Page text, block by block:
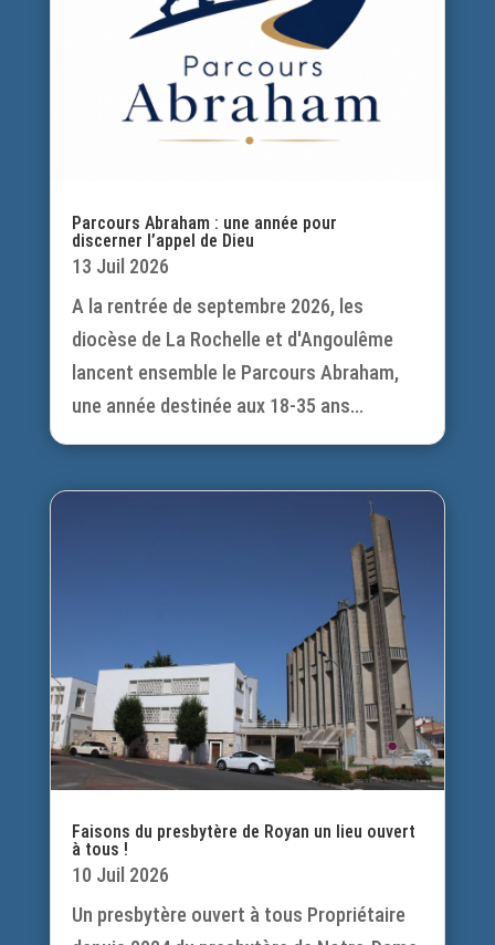
Parcours Abraham : une année pour
discerner l’appel de Dieu
13 Juil 2026
A la rentrée de septembre 2026, les
diocèse de La Rochelle et d'Angoulême
lancent ensemble le Parcours Abraham,
une année destinée aux 18-35 ans...
Faisons du presbytère de Royan un lieu ouvert
à tous !
10 Juil 2026
Un presbytère ouvert à tous Propriétaire